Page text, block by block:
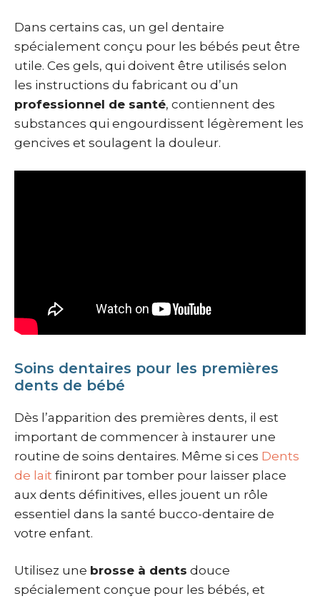
Dans certains cas, un gel dentaire
spécialement conçu pour les bébés peut être
utile. Ces gels, qui doivent être utilisés selon
les instructions du fabricant ou d’un
professionnel de santé, contiennent des
substances qui engourdissent légèrement les
gencives et soulagent la douleur.
Soins dentaires pour les premières
dents de bébé
Dès l’apparition des premières dents, il est
important de commencer à instaurer une
routine de soins dentaires. Même si ces Dents
de lait finiront par tomber pour laisser place
aux dents définitives, elles jouent un rôle
essentiel dans la santé bucco-dentaire de
votre enfant.
Utilisez une brosse à dents douce
spécialement conçue pour les bébés, et